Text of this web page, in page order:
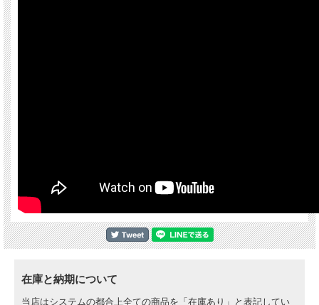
在庫と納期について
当店はシステムの都合上全ての商品を「在庫あり」と表記してい